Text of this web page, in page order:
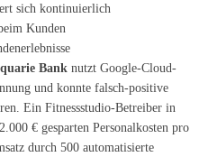
sich kontinuierlich
Kunden
Bank nutzt Google-Cloud-
und konnte falsch-positive
Ein Fitnessstudio-Betreiber in
€ gesparten Personalkosten pro
durch 500 automatisierte